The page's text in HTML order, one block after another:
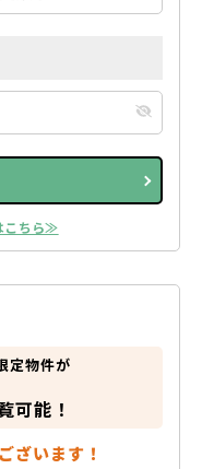
こちら≫
定物件が
可能！
ざいます！